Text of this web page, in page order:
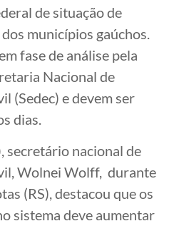
de situação de
municípios gaúchos.
fase de análise pela
Nacional de
(Sedec) e devem ser
dias.
secretário nacional de
Wolnei Wolff, durante
(RS), destacou que os
sistema deve aumentar